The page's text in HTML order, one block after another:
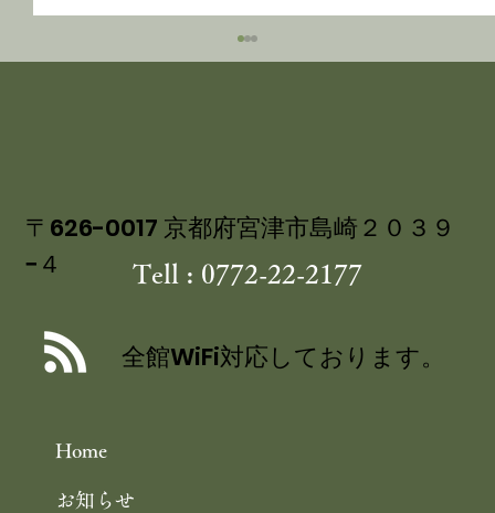
BAR『Les Pins』2025 のご案内
Home
お知らせ
〒626-0017 京都府宮津市島崎２０３９
−４
Tell : 0772-22-2177
全館WiFi対応しております。